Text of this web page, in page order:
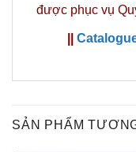
được phục vụ
SẢN PHẨM